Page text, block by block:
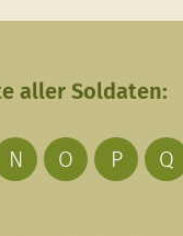
aller Soldaten:
N O P Q